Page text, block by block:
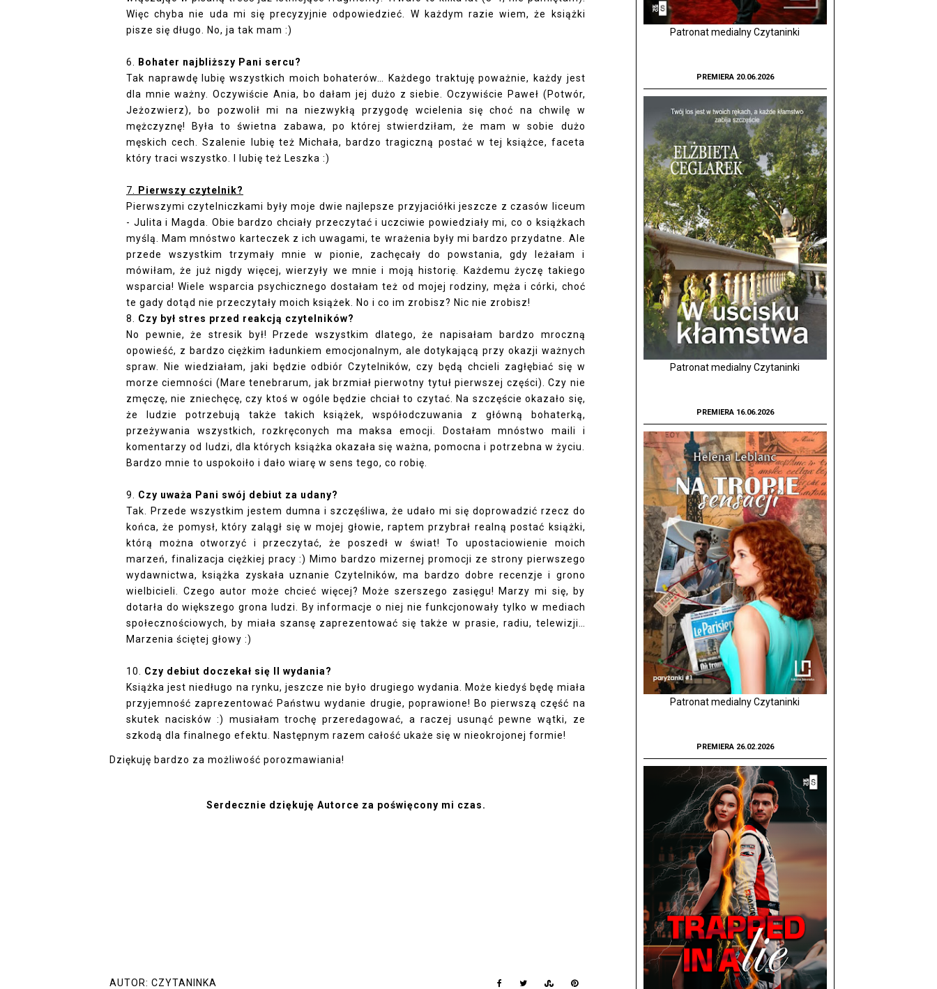
Więc chyba nie uda mi się precyzyjnie odpowiedzieć. W każdym razie wiem, że książki
pisze się długo. No, ja tak mam :)
6.
Bohater najbliższy Pani sercu?
Tak naprawdę lubię wszystkich moich bohaterów… Każdego traktuję poważnie, każdy jest
dla mnie ważny. Oczywiście Ania, bo dałam jej dużo z siebie. Oczywiście Paweł (Potwór,
Jeżozwierz), bo pozwolił mi na niezwykłą przygodę wcielenia się choć na chwilę w
mężczyznę! Była to świetna zabawa, po której stwierdziłam, że mam w sobie dużo
męskich cech. Szalenie lubię też Michała, bardzo tragiczną postać w tej książce, faceta
który traci wszystko. I lubię też Leszka :)
7.
Pierwszy czytelnik?
Pierwszymi czytelniczkami były moje dwie najlepsze przyjaciółki jeszcze z czasów liceum
- Julita i Magda. Obie bardzo chciały przeczytać i uczciwie powiedziały mi, co o książkach
myślą. Mam mnóstwo karteczek z ich uwagami, te wrażenia były mi bardzo przydatne. Ale
przede wszystkim trzymały mnie w pionie, zachęcały do powstania, gdy leżałam i
mówiłam, że już nigdy więcej, wierzyły we mnie i moją historię. Każdemu życzę takiego
wsparcia! Wiele wsparcia psychicznego dostałam też od mojej rodziny, męża i córki, choć
te gady dotąd nie przeczytały moich książek. No i co im zrobisz? Nic nie zrobisz!
8
Czy był stres przed reakcją czytelników?
No pewnie, że stresik był! Przede wszystkim dlatego, że napisałam bardzo mroczną
opowieść, z bardzo ciężkim ładunkiem emocjonalnym, ale dotykającą przy okazji ważnych
spraw. Nie wiedziałam, jaki będzie odbiór Czytelników, czy będą chcieli zagłębiać się w
morze ciemności (Mare tenebrarum, jak brzmiał pierwotny tytuł pierwszej części). Czy nie
zmęczę, nie zniechęcę, czy ktoś w ogóle będzie chciał to czytać. Na szczęście okazało się,
że ludzie potrzebują także takich książek, współodczuwania z główną bohaterką,
przeżywania wszystkich, rozkręconych ma maksa emocji. Dostałam mnóstwo maili i
komentarzy od ludzi, dla których książka okazała się ważna, pomocna i potrzebna w życiu.
Bardzo mnie to uspokoiło i dało wiarę w sens tego, co robię.
9. Czy uważa Pani swój debiut za udany?
Tak. Przede wszystkim jestem dumna i szczęśliwa, że udało mi się doprowadzić rzecz do
końca, że pomysł, który zalągł się w mojej głowie, raptem przybrał realną postać książki,
którą można otworzyć i przeczytać, że poszedł w świat! To upostaciowienie moich
marzeń, finalizacja ciężkiej pracy :) Mimo bardzo mizernej promocji ze strony pierwszego
wydawnictwa, książka zyskała uznanie Czytelników, ma bardzo dobre recenzje i grono
wielbicieli. Czego autor może chcieć więcej? Może szerszego zasięgu! Marzy mi się, by
dotarła do większego grona ludzi. By informacje o niej nie funkcjonowały tylko w mediach
społecznościowych, by miała szansę zaprezentować się także w prasie, radiu, telewizji…
Marzenia ściętej głowy :)
10. Czy debiut doczekał się II wydania?
Książka jest niedługo na rynku, jeszcze nie było drugiego wydania. Może kiedyś będę miała
przyjemność zaprezentować Państwu wydanie drugie, poprawione! Bo pierwszą część na
skutek nacisków :) musiałam trochę przeredagować, a raczej usunąć pewne wątki, ze
szkodą dla finalnego efektu. Następnym razem całość ukaże się w nieokrojonej formie!
Dziękuję bardzo za możliwość porozmawiania!
Serdecznie dziękuję Autorce za poświęcony mi czas.
AUTOR: CZYTANINKA
Patronat medialny Czytaninki
PREMIERA 20.06.2026
Patronat medialny Czytaninki
PREMIERA 16.06.2026
Patronat medialny Czytaninki
PREMIERA 26.02.2026